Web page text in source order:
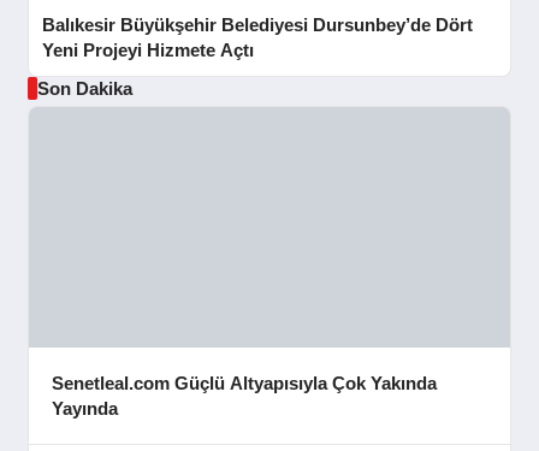
Balıkesir Büyükşehir Belediyesi Dursunbey’de Dört
Yeni Projeyi Hizmete Açtı
Son Dakika
Senetleal.com Güçlü Altyapısıyla Çok Yakında
Yayında